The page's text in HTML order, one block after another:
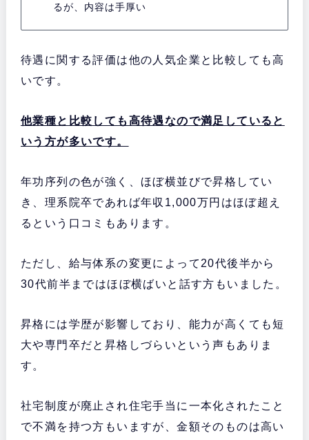
るが、内容は手厚い
待遇に関する評価は他の人気企業と比較しても高
いです。
他業種と比較しても高待遇なので満足していると
いう方が多いです。
年功序列の色が強く、ほぼ横並びで昇格してい
き、理系院卒であれば年収1,000万円はほぼ超え
るという口コミもあります。
ただし、給与体系の変更によって20代後半から
30代前半まではほぼ横ばいと話す方もいました。
昇格には学歴が影響しており、能力が高くても短
大や専門卒だと昇格しづらいという声もありま
す。
社宅制度が廃止され住宅手当に一本化されたこと
で不満を持つ方もいますが、金額そのものは高い